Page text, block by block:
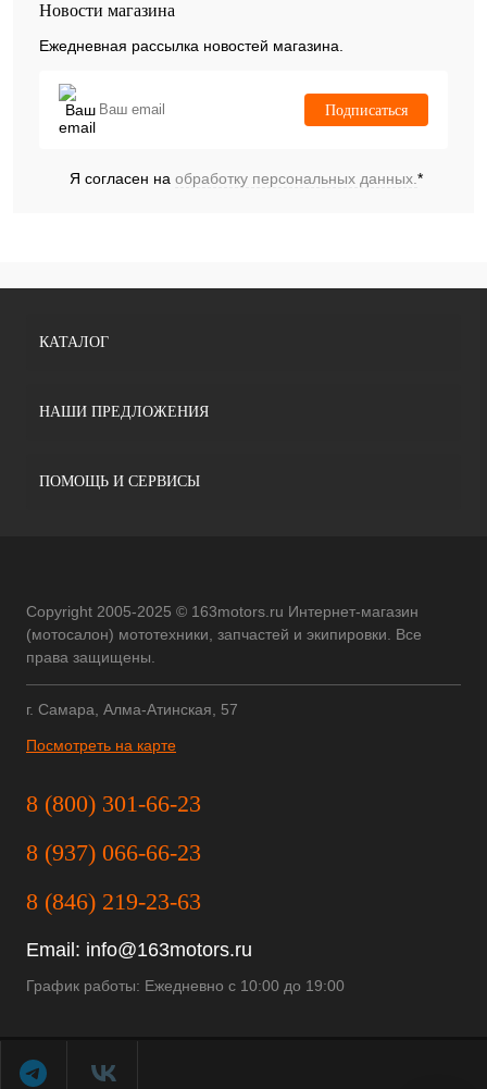
Новости магазина
Ежедневная рассылка новостей магазина.
Подписаться
Я согласен на обработку персональных данных.*
КАТАЛОГ
НАШИ ПРЕДЛОЖЕНИЯ
ПОМОЩЬ И СЕРВИСЫ
Copyright 2005-2025 © 163motors.ru Интернет-магазин
(мотосалон) мототехники, запчастей и экипировки. Все
права защищены.
г. Самара, Алма-Атинская, 57
Посмотреть на карте
8 (800) 301-66-23
8 (937) 066-66-23
8 (846) 219-23-63
Email: info@163motors.ru
График работы: Ежедневно с 10:00 до 19:00